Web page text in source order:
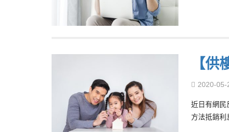
【
2020-05-
近日有網民
方法抵銷利